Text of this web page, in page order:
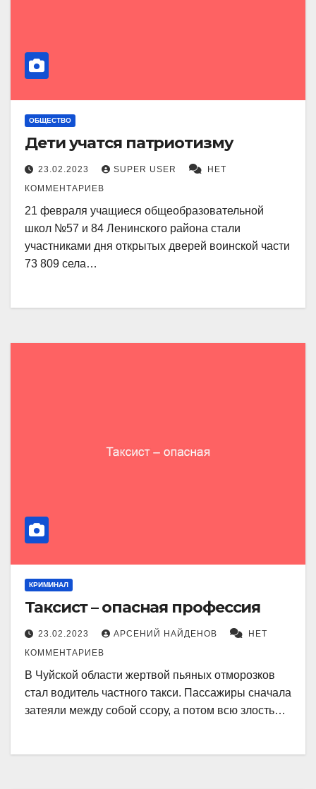
ОБЩЕСТВО
Дети учатся патриотизму
23.02.2023 SUPER USER
НЕТ
КОММЕНТАРИЕВ
21 февраля учащиеся общеобразовательной
школ №57 и 84 Ленинского района стали
участниками дня открытых дверей воинской части
73 809 села…
КРИМИНАЛ
Таксист – опасная профессия
23.02.2023 АРСЕНИЙ НАЙДЕНОВ
НЕТ
КОММЕНТАРИЕВ
В Чуйской области жертвой пьяных отморозков
стал водитель частного такси. Пассажиры сначала
затеяли между собой ссору, а потом всю злость…